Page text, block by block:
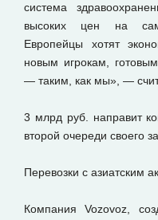
система
высоких цен на
Европейцы хотят
новым игрокам,
— таким, как мы», —
3 млрд руб. направит
второй очереди своего
Перевозки с азиатским
Компания Vozovoz,